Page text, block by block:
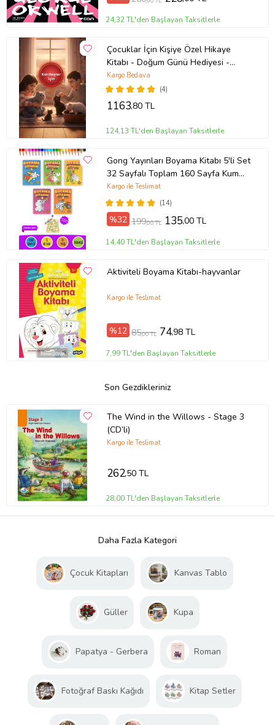
24,32 TL'den Başlayan Taksitlerle
Çocuklar İçin Kişiye Özel Hikaye
Kitabı - Doğum Günü Hediyesi -
Okuma Hediyesi
(4)
Kargo Bedava
1163,80 TL
124,13 TL'den Başlayan Taksitlerle
Gong Yayınları Boyama Kitabı 5'li Set
32 Sayfalı Toplam 160 Sayfa Kum
Boyama Hediyeli (Buz-Buz)
(14)
Kargo ile Teslimat
%32 199,00 TL 135,00 TL
14,40 TL'den Başlayan Taksitlerle
Aktiviteli Boyama Kitabı-hayvanlar
Kargo ile Teslimat
%12 85,00 TL 74,98 TL
7,99 TL'den Başlayan Taksitlerle
Son Gezdikleriniz
The Wind in the Willows - Stage 3
(CD’li)
Kargo ile Teslimat
262,50 TL
28,00 TL'den Başlayan Taksitlerle
Daha Fazla Kategori
Çocuk Kitapları Kanvas Tablo
Güller Kupa
Papatya - Gerbera Roman
Fotoğraf Baskı Kağıdı Kitap Setler